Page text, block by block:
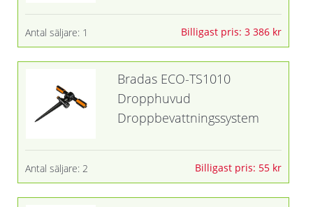
Antal säljare: 1 Billigast pris: 3 386 kr
Bradas ECO-TS1010
Dropphuvud
Droppbevattningssystem
Antal säljare: 2 Billigast pris: 55 kr